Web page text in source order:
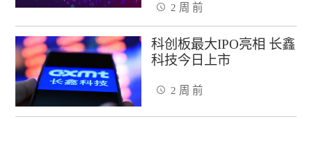
2 周 前
科创板最大IPO亮相 长鑫
科技今日上市
2 周 前